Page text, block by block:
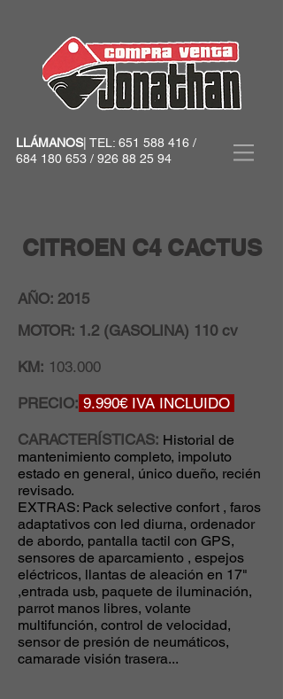
LLÁMANOS| TEL: 651 588 416 /
684 180 653 / 926 88 25 94
CITROEN C4 CACTUS
AÑO: 2015
MOTOR: 1.2 (GASOLINA) 110 cv
KM: 103.000
PRECIO: 9.990€ IVA INCLUIDO
CARACTERÍSTICAS: Historial de
mantenimiento completo, impoluto
estado en general, único dueño, recién
revisado.
EXTRAS: Pack selective confort , faros
adaptativos con led diurna, ordenador
de abordo, pantalla tactil con GPS,
sensores de aparcamiento , espejos
eléctricos, llantas de aleación en 17"
,entrada usb, paquete de iluminación,
parrot manos libres, volante
multifunción, control de velocidad,
sensor de presión de neumáticos,
camarade visión trasera...